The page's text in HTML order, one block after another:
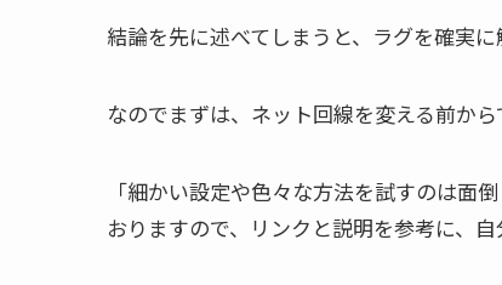
結論を先に述べてしまうと、ラグを確実
なのでまずは、ネット回線を変える前か
「細かい設定や色々な方法を試すのは面
おりますので、リンクと説明を参考に、